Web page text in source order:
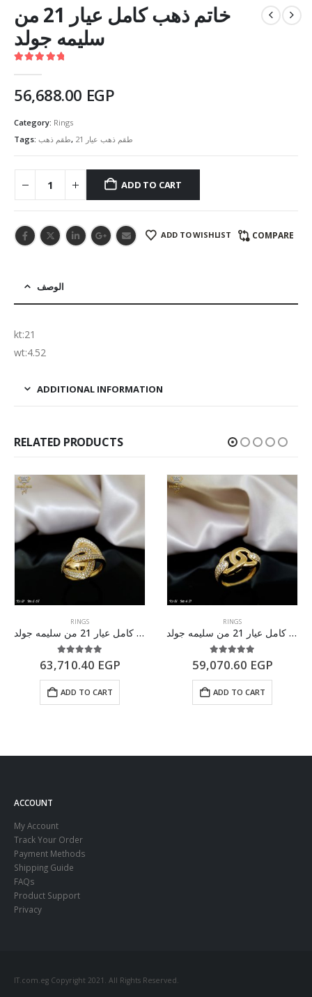
خاتم ذهب كامل عيار 21 من
سليمه جولد
56,688.00 EGP
Category: Rings
Tags: طقم ذهب, طقم ذهب عيار 21
ADD TO CART
ADD TO WISHLIST COMPARE
الوصف
kt:21
wt:4.52
ADDITIONAL INFORMATION
RELATED PRODUCTS
RINGS
خاتم ذهب كامل عيار 21 من سليمه جولد
5.00 out of 5
63,710.40 EGP
ADD TO CART
RINGS
خاتم ذهب كامل عيار 21 من سليمه جولد
5.00 out of 5
59,070.60 EGP
ADD TO CART
ACCOUNT
My Account
Track Your Order
Payment Methods
Shipping Guide
FAQs
Product Support
Privacy
IT.com.eg Copyright 2021. All Rights Reserved.